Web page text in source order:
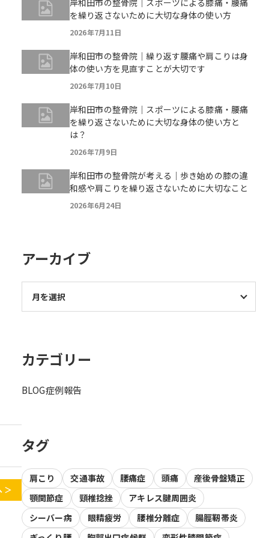
＞
岸和田市の整骨院｜スポーツによる膝痛・腰痛
を繰り返さないために大切な身体の使い方
2026年7月11日
岸和田市の整骨院｜繰り返す腰痛や肩こりは身
体の使い方を見直すことが大切です
2026年7月10日
岸和田市の整骨院｜スポーツによる膝痛・腰痛
を繰り返さないために大切な身体の使い方と
は？
2026年7月9日
岸和田市の整骨院が考える｜歩き始めの膝の違
和感や肩こりを繰り返さないために大切なこと
2026年6月24日
アーカイブ
カテゴリー
BLOG症例報告
タグ
肩こり 交通事故 腰痛症 頭痛
産後骨盤矯正
顎関節症
頸椎捻挫
アキレス腱周囲炎
シーバー病
眼精疲労 腰椎分離症
腸脛靭帯炎